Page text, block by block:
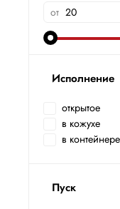
от
Исполнение
открытое
в кожухе
в контейнере
Пуск